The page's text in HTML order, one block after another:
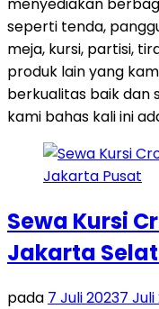
seperti tenda,
meja, kursi, partisi,
produk lain yang
berkualitas baik dan
kami bahas kali ini
Sewa Kursi
Jakarta
pada 7 Juli 20237 Juli